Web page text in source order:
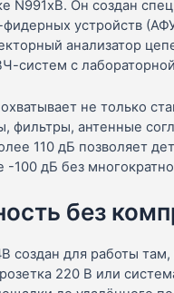
N991xB. Он создан
устройств
анализатор
систем с
не только
фильтры, антенные
110 дБ позволяет
-100 дБ без
без
создан для работы
220 В или